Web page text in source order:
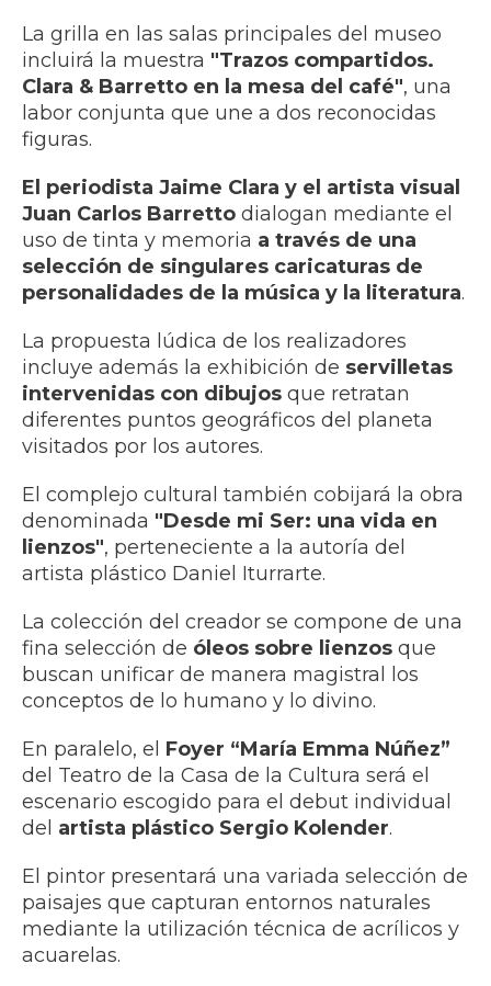
La grilla en las salas principales del museo
incluirá la muestra "Trazos compartidos.
Clara & Barretto en la mesa del café", una
labor conjunta que une a dos reconocidas
figuras.
El periodista Jaime Clara y el artista visual
Juan Carlos Barretto dialogan mediante el
uso de tinta y memoria a través de una
selección de singulares caricaturas de
personalidades de la música y la literatura.
La propuesta lúdica de los realizadores
incluye además la exhibición de servilletas
intervenidas con dibujos que retratan
diferentes puntos geográficos del planeta
visitados por los autores.
El complejo cultural también cobijará la obra
denominada "Desde mi Ser: una vida en
lienzos", perteneciente a la autoría del
artista plástico Daniel Iturrarte.
La colección del creador se compone de una
fina selección de óleos sobre lienzos que
buscan unificar de manera magistral los
conceptos de lo humano y lo divino.
En paralelo, el Foyer “María Emma Núñez”
del Teatro de la Casa de la Cultura será el
escenario escogido para el debut individual
del artista plástico Sergio Kolender.
El pintor presentará una variada selección de
paisajes que capturan entornos naturales
mediante la utilización técnica de acrílicos y
acuarelas.